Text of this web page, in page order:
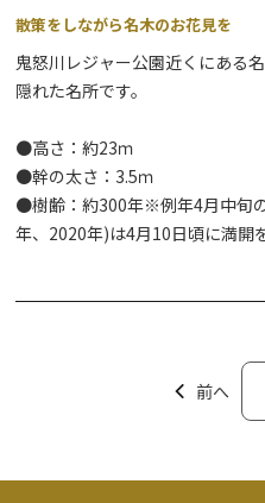
（東京都）
（東京都 みなみ 様）
◆入賞◆
『夏空の 鬼怒路に交わ
『古希過ぎて となりに寝
散策をしながら名木のお花見を
鬼怒川レジャー公園近くにある
隠れた名所です。
●高さ：約23ｍ
●幹の太さ：3.5ｍ
●樹齢：約300年※例年4月中旬
年、2020年)は4月10日頃に満開
前へ